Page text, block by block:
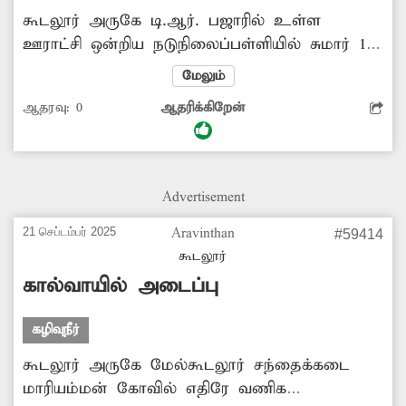
கூடலூர் அருகே டி.ஆர். பஜாரில் உள்ள
ஊராட்சி ஒன்றிய நடுநிலைப்பள்ளியில் சுமார் 100
குழந்தைகள் பயின்று வருகின்றனர். இந்த
பள்ளியில் கழிவுநீர் தொட்டி 2 ஆண்டுகளாக
நிரம்பி வழிகிறது. பலமுறை அதிகாரிகளுக்கு
புகார் மனு அனுப்பியும் இதுவரை சரி
மழைக்காலங்களில் மழைநீர் வகுப்பறைக்குள்
முடியாத சூழ்நிலை ஏற்படுகிறது. எனவே
சம்பந்தப்பட்ட துறை அதிகாரிகள் இந்த
பிரச்சினைக்கு உரிய தீர்வு காண நடவடிக்கை
மேலும்
ஆதரவு: 0 ஆதரிக்கிறேன்
Advertisement
21 செப்டம்பர் 2025
Aravinthan
கூடலூர்
#59414
கால்வாயில் அடைப்பு
கழிவுநீர்
கூடலூர் அருகே மேல்கூடலூர் சந்தைக்கடை
மாரியம்மன் கோவில் எதிரே வணிக